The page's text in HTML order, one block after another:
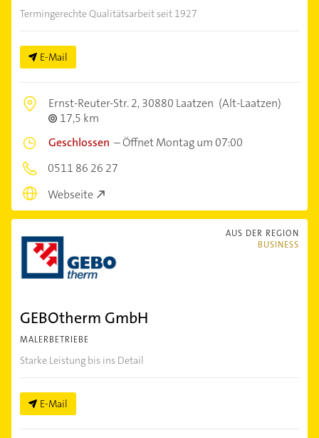
Termingerechte Qualitätsarbeit seit 1927
E-Mail
Ernst-Reuter-Str. 2,30880 Laatzen (Alt-Laatzen)
17,5 km
Geschlossen –Öffnet Montag um 07:00
0511 86 26 27
Webseite
AUS DER REGION
BUSINESS
GEBOtherm GmbH
MALERBETRIEBE
Starke Leistung bis ins Detail
E-Mail